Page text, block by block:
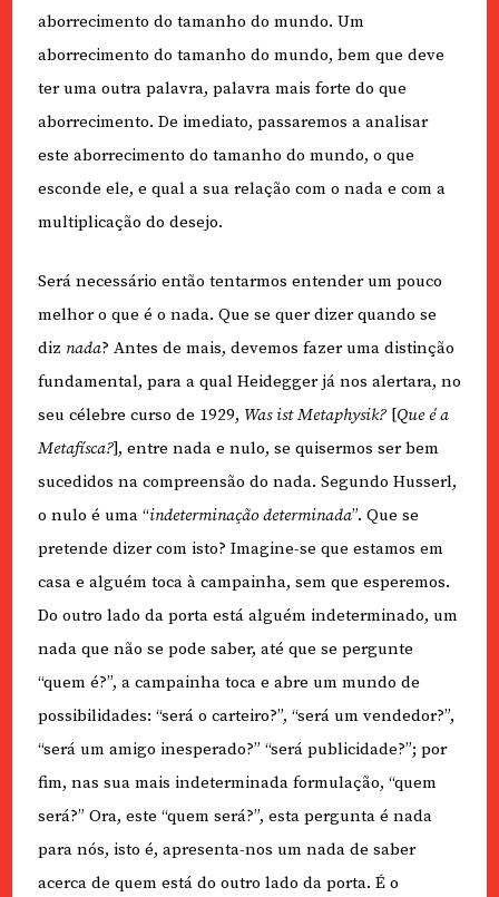
aborrecimento do tamanho do mundo. Um
aborrecimento do tamanho do mundo, bem que deve
ter uma outra palavra, palavra mais forte do que
aborrecimento. De imediato, passaremos a analisar
este aborrecimento do tamanho do mundo, o que
esconde ele, e qual a sua relação com o nada e com a
multiplicação do desejo.
Será necessário então tentarmos entender um pouco
melhor o que é o nada. Que se quer dizer quando se
diz nada? Antes de mais, devemos fazer uma distinção
fundamental, para a qual Heidegger já nos alertara, no
seu célebre curso de 1929, Was ist Metaphysik?[Que é a
Metafísca?], entre nada e nulo, se quisermos ser bem
sucedidos na compreensão do nada. Segundo Husserl,
o nulo é uma “indeterminação determinada”. Que se
pretende dizer com isto? Imagine-se que estamos em
casa e alguém toca à campainha, sem que esperemos.
Do outro lado da porta está alguém indeterminado, um
nada que não se pode saber, até que se pergunte
“quem é?”, a campainha toca e abre um mundo de
possibilidades: “será o carteiro?”, “será um vendedor?”,
“será um amigo inesperado?” “será publicidade?”; por
fim, nas sua mais indeterminada formulação, “quem
será?” Ora, este “quem será?”, esta pergunta é nada
para nós, isto é, apresenta-nos um nada de saber
acerca de quem está do outro lado da porta. É o